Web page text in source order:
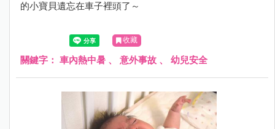
的小寶貝遺忘在車子裡頭了～
收藏
關鍵字： 車內熱中暑 、 意外事故 、 幼兒安全